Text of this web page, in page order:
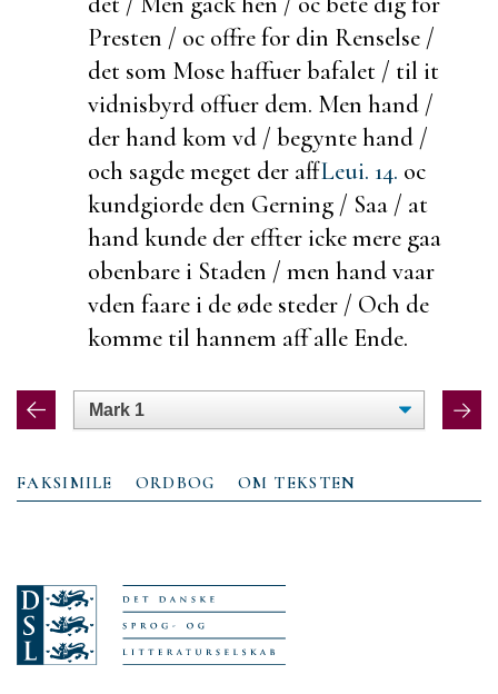
Presten / oc offre for din Renselse /
det som Mose haffuer bafalet / til it
vidnisbyrd offuer dem. Men hand /
der hand kom vd / begynte hand /
och sagde meget der affLeui. 14. oc
kundgiorde den Gerning / Saa / at
hand kunde der effter icke mere gaa
obenbare i Staden / men hand vaar
vden faare i de øde steder / Och de
komme til hannem aff alle Ende.
FAKSIMILE ORDBOG OM TEKSTEN